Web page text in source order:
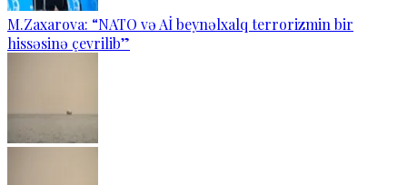
M.Zaxarova: “NATO və Aİ beynəlxalq terrorizmin bir
hissəsinə çevrilib”